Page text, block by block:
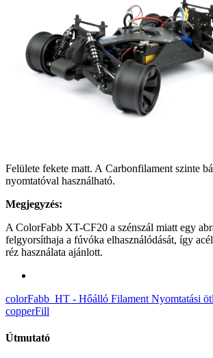
Felülete fekete matt. A Carbonfilament szinte
nyomtatóval használható.
Megjegyzés:
A ColorFabb XT-CF20 a szénszál miatt egy
felgyorsíthaja a fúvóka elhasználódását, így
réz használata ajánlott.
colorFabb_HT - Hőálló Filament Nyomtatási
copperFill
Útmutató